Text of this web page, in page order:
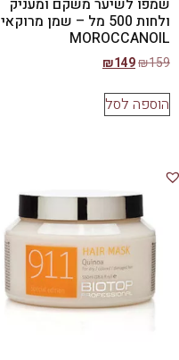
שמפו לשיער משקם ומעניק
ולחות 500 מל – שמן מרוקאי
MOROCCANOIL
₪159
₪149
הוספה לסל